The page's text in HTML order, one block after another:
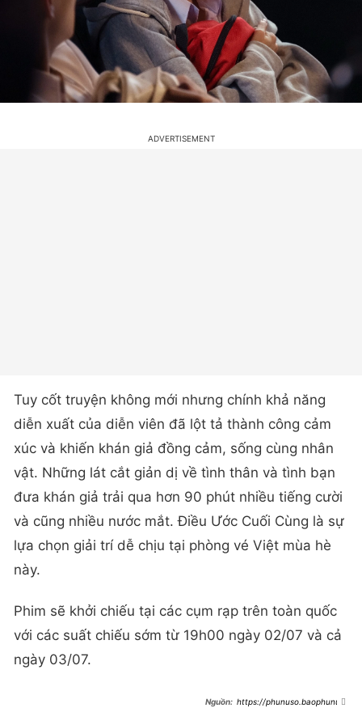
Tuy cốt truyện không mới nhưng chính khả năng
diễn xuất của diễn viên đã lột tả thành công cảm
xúc và khiến khán giả đồng cảm, sống cùng nhân
vật. Những lát cắt giản dị về tình thân và tình bạn
đưa khán giả trải qua hơn 90 phút nhiều tiếng cười
và cũng nhiều nước mắt. Điều Ước Cuối Cùng là sự
lựa chọn giải trí dễ chịu tại phòng vé Việt mùa hè
này.
Phim sẽ khởi chiếu tại các cụm rạp trên toàn quốc
với các suất chiếu sớm từ 19h00 ngày 02/07 và cả
ngày 03/07.
https://phunuso.baophunuth